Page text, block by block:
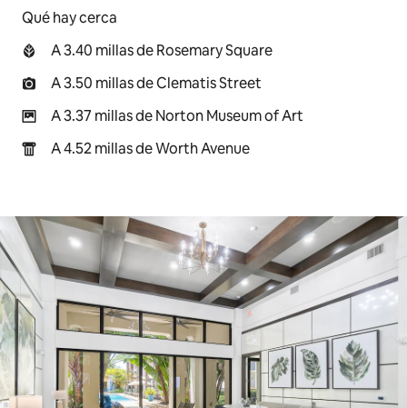
Qué hay cerca
A 3.40 millas de Rosemary Square
A 3.50 millas de Clematis Street
A 3.37 millas de Norton Museum of Art
A 4.52 millas de Worth Avenue